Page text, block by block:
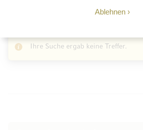
Ablehnen
Ihre Suche ergab keine Treffer.